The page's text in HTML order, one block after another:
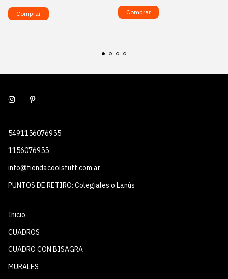
Comprar Comprar
5491156076955
1156076955
info@tiendacoolstuff.com.ar
PUNTOS DE RETIRO: Colegiales o Lanús
Inicio
CUADROS
CUADRO CON BISAGRA
MURALES